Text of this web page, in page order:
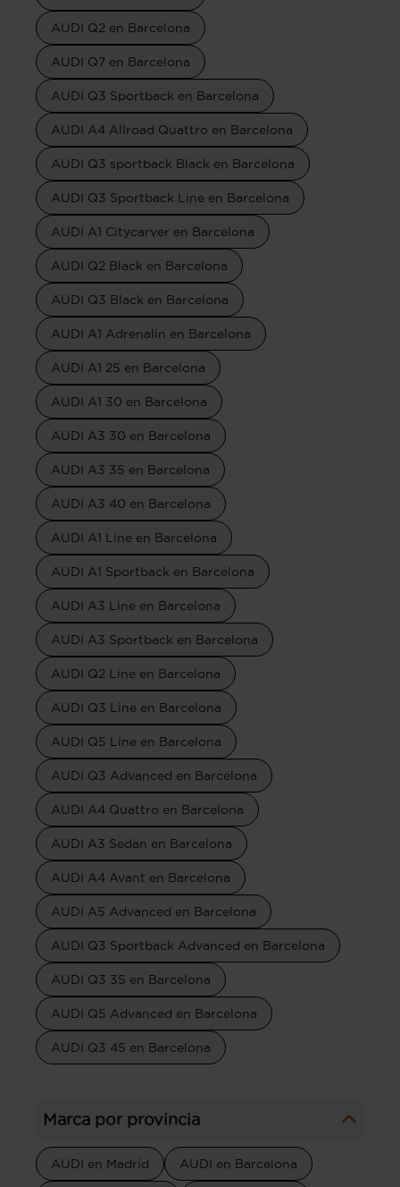
AUDI Q2 en Barcelona
AUDI Q7 en Barcelona
AUDI Q3 Sportback en Barcelona
AUDI A4 Allroad Quattro en Barcelona
AUDI Q3 sportback Black en Barcelona
AUDI Q3 Sportback Line en Barcelona
AUDI A1 Citycarver en Barcelona
AUDI Q2 Black en Barcelona
AUDI Q3 Black en Barcelona
AUDI A1 Adrenalin en Barcelona
AUDI A1 25 en Barcelona
AUDI A1 30 en Barcelona
AUDI A3 30 en Barcelona
AUDI A3 35 en Barcelona
AUDI A3 40 en Barcelona
AUDI A1 Line en Barcelona
AUDI A1 Sportback en Barcelona
AUDI A3 Line en Barcelona
AUDI A3 Sportback en Barcelona
AUDI Q2 Line en Barcelona
AUDI Q3 Line en Barcelona
AUDI Q5 Line en Barcelona
AUDI Q3 Advanced en Barcelona
AUDI A4 Quattro en Barcelona
AUDI A3 Sedan en Barcelona
AUDI A4 Avant en Barcelona
AUDI A5 Advanced en Barcelona
AUDI Q3 Sportback Advanced en Barcelona
AUDI Q3 35 en Barcelona
AUDI Q5 Advanced en Barcelona
AUDI Q3 45 en Barcelona
Marca por provincia
AUDI en Madrid AUDI en Barcelona